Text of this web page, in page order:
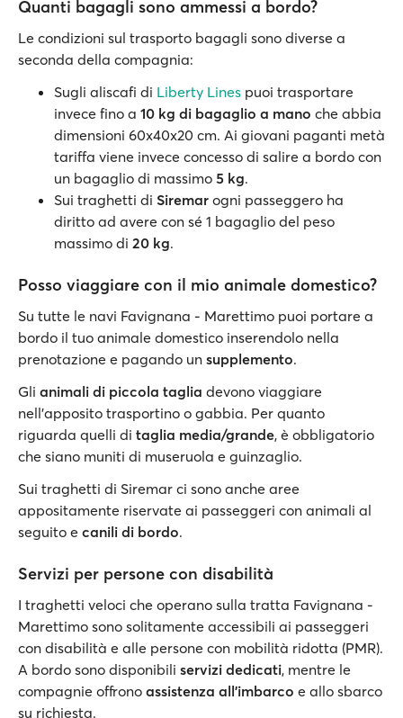
Quanti bagagli sono ammessi a bordo?
Le condizioni sul trasporto bagagli sono diverse a
seconda della compagnia:
Sugli aliscafi di Liberty Lines puoi trasportare
invece fino a 10 kg di bagaglio a mano che abbia
dimensioni 60x40x20 cm. Ai giovani paganti metà
tariffa viene invece concesso di salire a bordo con
un bagaglio di massimo 5 kg.
Sui traghetti di Siremar ogni passeggero ha
diritto ad avere con sé 1 bagaglio del peso
massimo di 20 kg.
Posso viaggiare con il mio animale domestico?
Su tutte le navi Favignana - Marettimo puoi portare a
bordo il tuo animale domestico inserendolo nella
prenotazione e pagando un supplemento.
Gli animali di piccola taglia devono viaggiare
nell'apposito trasportino o gabbia. Per quanto
riguarda quelli di taglia media/grande, è obbligatorio
che siano muniti di museruola e guinzaglio.
Sui traghetti di Siremar ci sono anche aree
appositamente riservate ai passeggeri con animali al
seguito e canili di bordo.
Servizi per persone con disabilità
I traghetti veloci che operano sulla tratta Favignana -
Marettimo sono solitamente accessibili ai passeggeri
con disabilità e alle persone con mobilità ridotta (PMR).
A bordo sono disponibili servizi dedicati, mentre le
compagnie offrono assistenza all'imbarco e allo sbarco
su richiesta.